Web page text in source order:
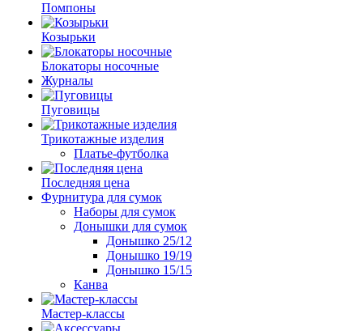
Помпоны
Козырьки
Блокаторы носочные
Журналы
Пуговицы
Трикотажные изделия
Платье-футболка
Последняя цена
Фурнитура для сумок
Наборы для сумок
Донышки для сумок
Донышко 25/12
Донышко 19/19
Донышко 15/15
Канва
Мастер-классы